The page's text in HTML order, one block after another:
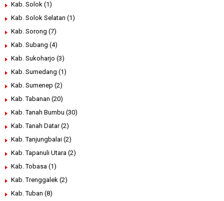
Kab. Solok (1)
Kab. Solok Selatan (1)
Kab. Sorong (7)
Kab. Subang (4)
Kab. Sukoharjo (3)
Kab. Sumedang (1)
Kab. Sumenep (2)
Kab. Tabanan (20)
Kab. Tanah Bumbu (30)
Kab. Tanah Datar (2)
Kab. Tanjungbalai (2)
Kab. Tapanuli Utara (2)
Kab. Tobasa (1)
Kab. Trenggalek (2)
Kab. Tuban (8)